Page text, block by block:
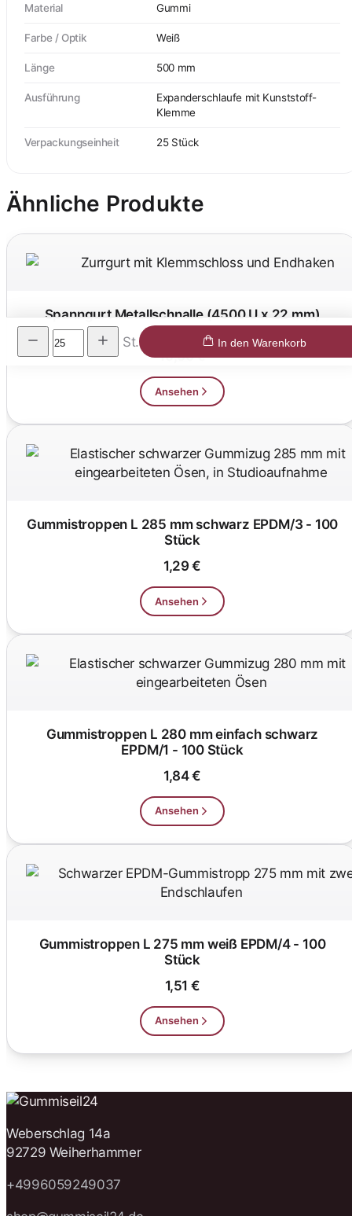
Material Gummi
Farbe / Optik Weiß
Länge 500 mm
Ausführung
Expanderschlaufe mit Kunststoff-
Klemme
Verpackungseinheit 25 Stück
Ähnliche Produkte
Spanngurt Metallschnalle (4500 U x 22 mm)
10,00 €
Ansehen
Gummistroppen L 285 mm schwarz EPDM/3 - 100
Stück
1,29 €
Ansehen
Gummistroppen L 280 mm einfach schwarz
EPDM/1 - 100 Stück
1,84 €
Ansehen
Gummistroppen L 275 mm weiß EPDM/4 - 100
Stück
1,51 €
Ansehen
Weberschlag 14a
92729 Weiherhammer
+4996059249037
St. In den Warenkorb